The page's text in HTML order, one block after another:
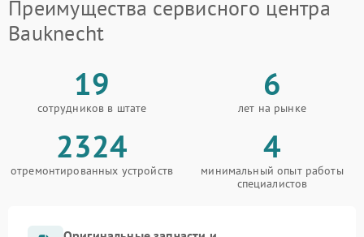
Преимущества сервисного центра
Bauknecht
19
сотрудников в штате
6
лет на рынке
2324
отремонтированных устройств
4
минимальный опыт работы
специалистов